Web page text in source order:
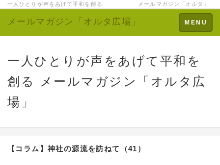
一人ひとりが声をあげて平和を創る メールマガジン「オルタ」
Toggle
navigation
MENU
メールマガジン「オルタ広場」
一人ひとりが声をあげて平和を
創る メールマガジン「オルタ広
場」
【コラム】 神社の源流を訪ねて（41）